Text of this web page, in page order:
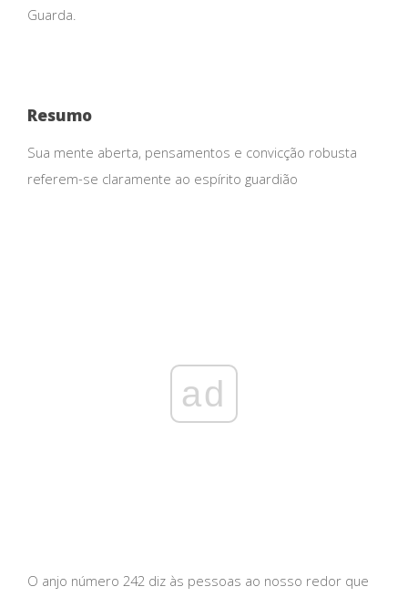
Guarda.
Resumo
Sua mente aberta, pensamentos e convicção robusta
referem-se claramente ao espírito guardião
ad
O anjo número 242 diz às pessoas ao nosso redor que